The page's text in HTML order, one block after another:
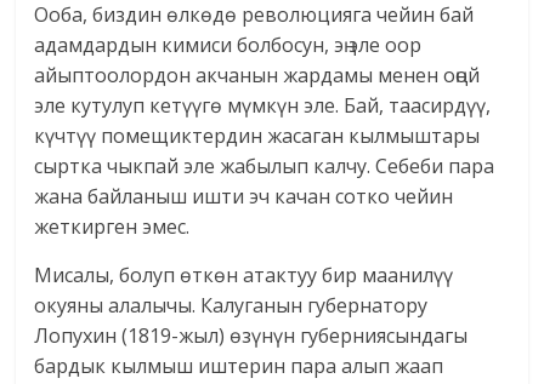
Ооба, биздин өлкөдө революцияга чейин бай
адамдардын кимиси болбосун, эң эле оор
айыптоолордон акчанын жардамы менен оңой
эле кутулуп кетүүгө мүмкүн эле. Бай, таасирдүү,
күчтүү помещиктердин жасаган кылмыштары
сыртка чыкпай эле жабылып калчу. Себеби пара
жана байланыш ишти эч качан сотко чейин
жеткирген эмес.
Мисалы, болуп өткөн атактуу бир маанилүү
окуяны алалычы. Калуганын губернатору
Лопухин (1819-жыл) өзүнүн губерниясындагы
бардык кылмыш иштерин пара алып жаап